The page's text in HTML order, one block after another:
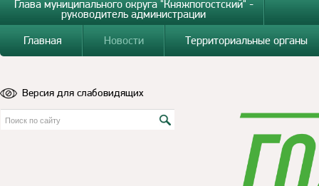
Глава муниципального округа "Княжпогостский" -
руководитель администрации
Главная
Новости Территориальные органы
Версия для слабовидящих